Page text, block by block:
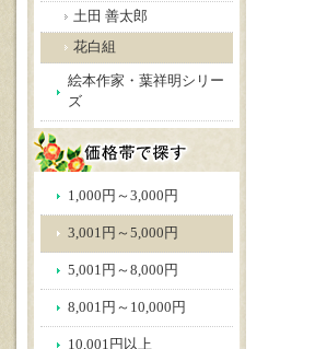
土田 善太郎
花白組
絵本作家・葉祥明シリー
ズ
1,000円～3,000円
3,001円～5,000円
5,001円～8,000円
8,001円～10,000円
10,001円以上